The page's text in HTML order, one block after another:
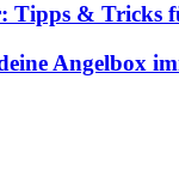
Tipps & Tricks
Angelbox